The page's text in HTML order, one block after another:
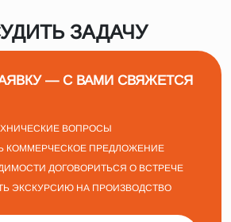
ЗАДАЧУ
— С ВАМИ СВЯЖЕТСЯ
ВОПРОСЫ
КОММЕРЧЕСКОЕ ПРЕДЛОЖЕНИЕ
ДОГОВОРИТЬСЯ О ВСТРЕЧЕ
ЭКСКУРСИЮ НА ПРОИЗВОДСТВО